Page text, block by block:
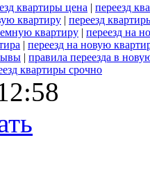
квартиры цена | переезд
квартиру | переезд
квартиру | переезд на
| переезд на новую
| правила переезда в
квартиры срочно